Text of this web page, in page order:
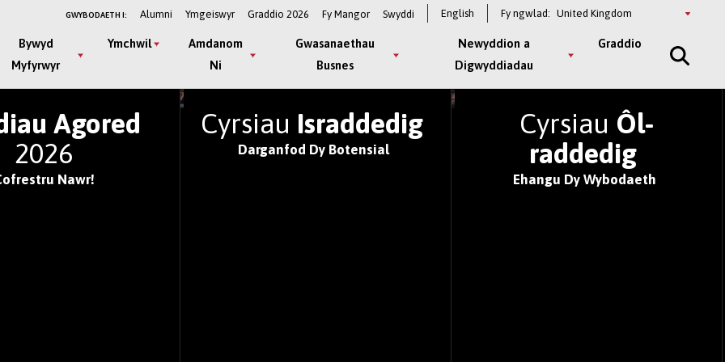
GWYBODAETH I: Alumni Ymgeiswyr Graddio 2026 Fy Mangor Swyddi English Fy ngwlad: Select
Bywyd
Myfyrwyr
Ymchwil
Amdanom
Ni
Gwasanaethau
Busnes
Newyddion a
Digwyddiadau
Graddio
GORAU'R BYD 2026
Agored
2026
Nawr!
Cyrsiau Israddedig
Darganfod Dy Botensial
Cyrsiau Ôl-
raddedig
Ehangu Dy Wybodaeth